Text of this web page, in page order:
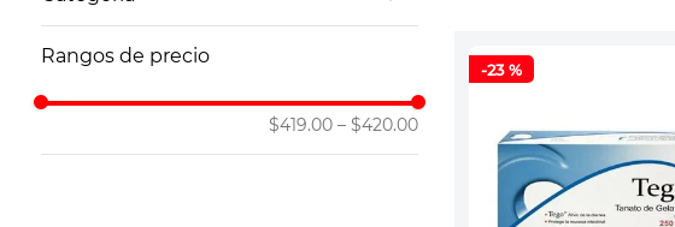
Rangos de precio
$419.00 – $420.00
-23 %
10. vitamina